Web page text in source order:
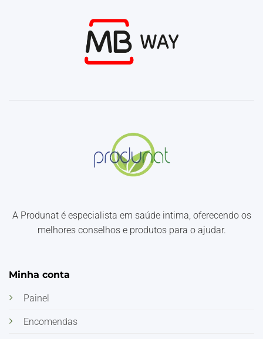
A Produnat é especialista em saúde intima, oferecendo os
melhores conselhos e produtos para o ajudar.
Minha conta
Painel
Encomendas